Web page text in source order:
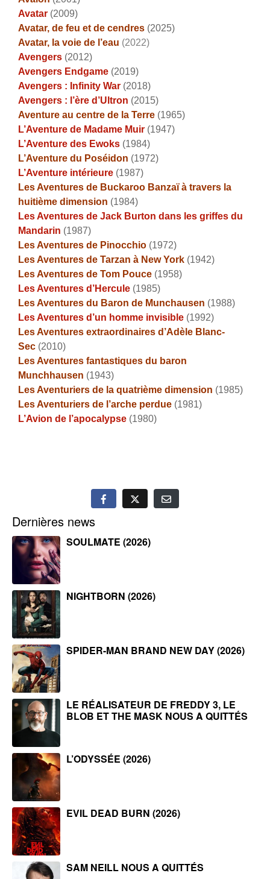
Avatar (2009)
Avatar, de feu et de cendres (2025)
Avatar, la voie de l’eau (2022)
Avengers (2012)
Avengers Endgame (2019)
Avengers : Infinity War (2018)
Avengers : l’ère d’Ultron (2015)
Aventure au centre de la Terre (1965)
L’Aventure de Madame Muir (1947)
L’Aventure des Ewoks (1984)
L’Aventure du Poséidon (1972)
L’Aventure intérieure (1987)
Les Aventures de Buckaroo Banzaï à travers la
huitième dimension (1984)
Les Aventures de Jack Burton dans les griffes du
Mandarin (1987)
Les Aventures de Pinocchio (1972)
Les Aventures de Tarzan à New York (1942)
Les Aventures de Tom Pouce (1958)
Les Aventures d’Hercule (1985)
Les Aventures du Baron de Munchausen (1988)
Les Aventures d’un homme invisible (1992)
Les Aventures extraordinaires d’Adèle Blanc-
Sec (2010)
Les Aventures fantastiques du baron
Munchhausen (1943)
Les Aventuriers de la quatrième dimension (1985)
Les Aventuriers de l’arche perdue (1981)
L’Avion de l’apocalypse (1980)
Dernières news
SOULMATE (2026)
NIGHTBORN (2026)
SPIDER-MAN BRAND NEW DAY (2026)
LE RÉALISATEUR DE FREDDY 3, LE
BLOB ET THE MASK NOUS A QUITTÉS
L’ODYSSÉE (2026)
EVIL DEAD BURN (2026)
SAM NEILL NOUS A QUITTÉS